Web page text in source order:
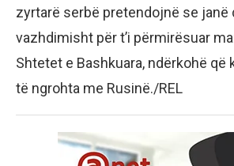
zyrtarë serbë pretendojnë se janë
vazhdimisht për t’i përmirësuar
Shtetet e Bashkuara, ndërkohë që
të ngrohta me Rusinë./REL